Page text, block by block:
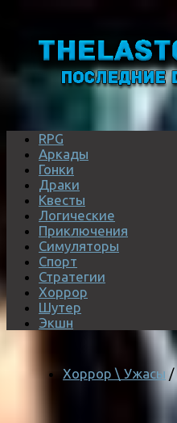
RPG
Аркады
Гонки
Драки
Квесты
Логические
Приключения
Симуляторы
Спорт
Стратегии
Хоррор
Шутер
Экшн
Хоррор \ Ужасы /